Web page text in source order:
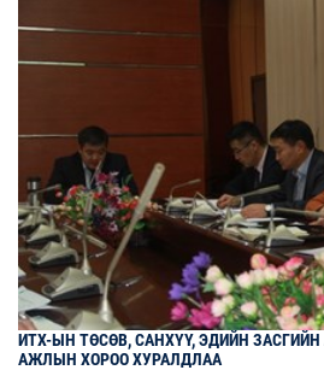
ИТХ-ЫН ТӨСӨВ, САНХҮҮ, ЭДИЙН
АЖЛЫН ХОРОО ХУРАЛДЛАА